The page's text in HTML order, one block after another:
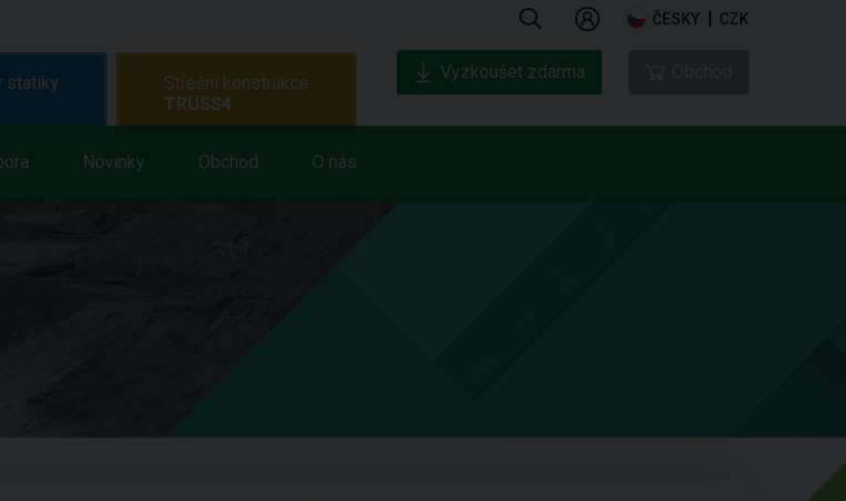
ČESKY CZK
Novinky Obchod O nás
statiky
Střešní konstrukce
TRUSS4
Vyzkoušet zdarma